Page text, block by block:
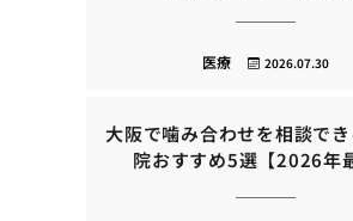
2026.07.30
医療
大阪で噛み合わせを相談で
院おすすめ5選【2026年